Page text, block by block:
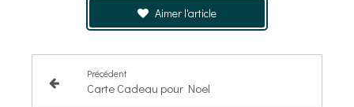
Aimer l'article
Précédent
Carte Cadeau pour Noel